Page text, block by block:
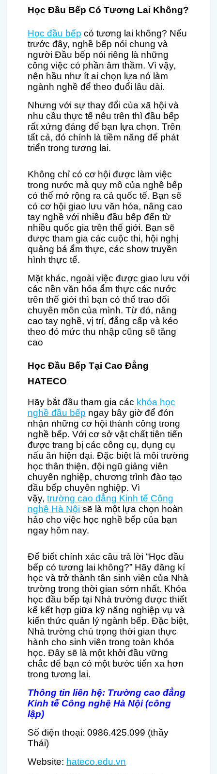
Học Đầu Bếp Có Tương Lai Không?
Học đầu bếp có tương lai không? Nếu
trước đây, nghề bếp nói chung và
người Đầu bếp nói riêng là những
công việc có phần âm thầm. Vì vậy,
nên hầu như ít ai chọn lựa nó làm
ngành nghề để theo đuổi lâu dài.
Nhưng với sự thay đổi của xã hội và
nhu cầu thực tế nêu trên thì đầu bếp
rất xứng đáng để bạn lựa chọn. Trên
tất cả, đó chính là tiềm năng để phát
triển trong tương lai.
Không chỉ có cơ hội được làm việc
trong nước mà quy mô của nghề bếp
có thể mở rộng ra cả quốc tế. Bạn sẽ
có cơ hội giao lưu văn hóa, nâng cao
tay nghề với nhiều đầu bếp đến từ
nhiều quốc gia trên thế giới. Bạn sẽ
được tham gia các cuộc thi, hội nghị
quảng bá ẩm thực, các show truyền
hình thực tế.
Mặt khác, ngoài việc được giao lưu với
các nền văn hóa ẩm thực các nước
trên thế giới thì bạn có thể trao đổi
chuyên môn của mình. Từ đó, nâng
cao tay nghề, vị trí, đẳng cấp và kéo
theo đó mức thu nhập cũng sẽ tăng
cao
Học Đầu Bếp Tại Cao Đẳng
HATECO
Hãy bắt đầu tham gia các khóa học
nghề đầu bếp ngay bây giờ để đón
nhận những cơ hội thành công trong
nghề bếp. Với cơ sở vật chất tiên tiến
được trang bị các công cụ, dụng cụ
nấu ăn hiện đại. Đặc biệt là môi trường
học thân thiện, đội ngũ giảng viên
chuyên nghiệp, chương trình đào tạo
đầu bếp chuyên nghiệp. Vì
vậy, trường cao đẳng Kinh tế Công
nghệ Hà Nội sẽ là một lựa chọn hoàn
hảo cho việc học nghề bếp của bạn
ngay hôm nay.
Để biết chính xác câu trả lời “Học đầu
bếp có tương lai không?” Hãy đăng kí
học và trở thành tân sinh viên của Nhà
trường trong thời gian sớm nhất. Khóa
học đầu bếp tại Nhà trường được thiết
kế kết hợp giữa kỹ năng nghiệp vụ và
kiến thức quản lý ngành bếp. Đặc biệt,
Nhà trường chú trọng thời gian thực
hành cho sinh viên trong toàn khóa
học. Đây sẽ là một khởi đầu vững
chắc để bạn có một bước tiến xa hơn
trong tương lai.
Thông tin liên hệ: Trường cao đẳng
Kinh tế Công nghệ Hà Nội (công
lập)
Số điện thoại: 0986.425.099 (thầy
Thái)
Website: hateco.edu.vn